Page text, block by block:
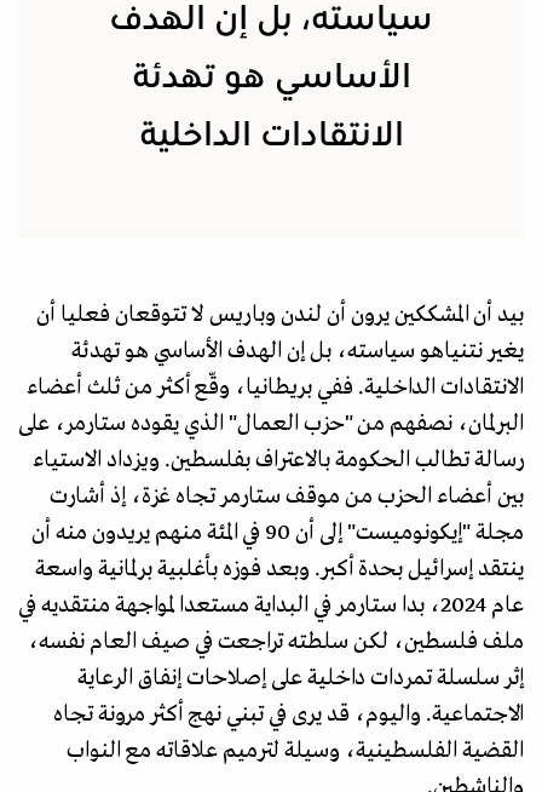
سياسته، بل إن الهدف
الأساسي هو تهدئة
الانتقادات الداخلية
بيد أن المشككين يرون أن لندن وباريس لا تتوقعان فعليا أن
يغير نتنياهو سياسته، بل إن الهدف الأساسي هو تهدئة
الانتقادات الداخلية. ففي بريطانيا، وقّع أكثر من ثلث أعضاء
البرلمان، نصفهم من "حزب العمال" الذي يقوده ستارمر، على
رسالة تطالب الحكومة بالاعتراف بفلسطين. ويزداد الاستياء
بين أعضاء الحزب من موقف ستارمر تجاه غزة، إذ أشارت
مجلة "إيكونوميست" إلى أن 90 في المئة منهم يريدون منه أن
ينتقد إسرائيل بحدة أكبر. وبعد فوزه بأغلبية برلمانية واسعة
عام 2024، بدا ستارمر في البداية مستعدا لمواجهة منتقديه في
ملف فلسطين، لكن سلطته تراجعت في صيف العام نفسه،
إثر سلسلة تمردات داخلية على إصلاحات إنفاق الرعاية
الاجتماعية. واليوم، قد يرى في تبني نهج أكثر مرونة تجاه
القضية الفلسطينية، وسيلة لترميم علاقاته مع النواب